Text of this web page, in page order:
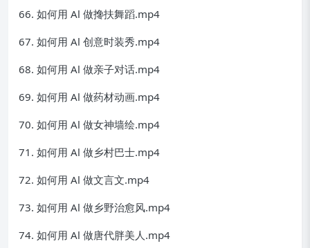
66. 如何用 Al 做搀扶舞蹈.mp4
67. 如何用 Al 创意时装秀.mp4
68. 如何用 Al 做亲子对话.mp4
69. 如何用 Al 做药材动画.mp4
70. 如何用 Al 做女神墙绘.mp4
71. 如何用 Al 做乡村巴士.mp4
72. 如何用 Al 做文言文.mp4
73. 如何用 Al 做乡野治愈风.mp4
74. 如何用 Al 做唐代胖美人.mp4